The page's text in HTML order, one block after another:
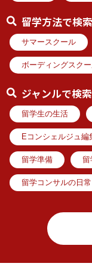
留学方法で検索
サマースクール
ボーディングスク
ジャンルで検索
留学生の生活
Eコンシェルジュ編
留学準備 留
留学コンサルの日常